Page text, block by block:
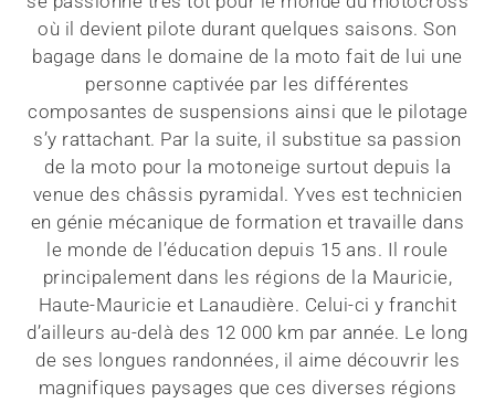
où il devient pilote durant quelques saisons. Son
bagage dans le domaine de la moto fait de lui une
personne captivée par les différentes
composantes de suspensions ainsi que le pilotage
s’y rattachant. Par la suite, il substitue sa passion
de la moto pour la motoneige surtout depuis la
venue des châssis pyramidal. Yves est technicien
en génie mécanique de formation et travaille dans
le monde de l’éducation depuis 15 ans. Il roule
principalement dans les régions de la Mauricie,
Haute-Mauricie et Lanaudière. Celui-ci y franchit
d’ailleurs au-delà des 12 000 km par année. Le long
de ses longues randonnées, il aime découvrir les
magnifiques paysages que ces diverses régions